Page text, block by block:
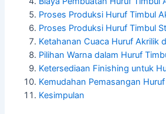
Proses Produksi Huruf Timbul
Proses Produksi Huruf Timbul
Ketahanan Cuaca Huruf Akrilik
Pilihan Warna dalam Huruf
Ketersediaan Finishing untuk
Kemudahan Pemasangan
Kesimpulan